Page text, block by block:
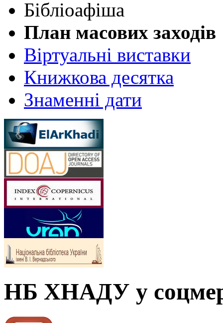
Бібліоафіша
План масових заходів
Віртуальні виставки
Книжкова десятка
Знаменні дати
НБ ХНАДУ у